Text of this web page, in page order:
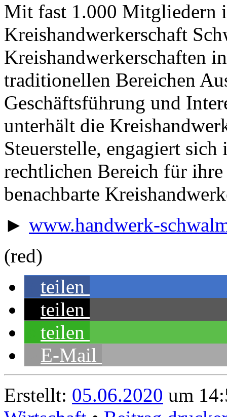
Mit fast 1.000 Mitgliedern
Kreishandwerkerschaft
Kreishandwerkerschaften
traditionellen Bereichen
Geschäftsführung und
unterhält die
Steuerstelle, engagiert
rechtlichen Bereich für
benachbarte
► www.handwerk-
(red)
teilen
teilen
teilen
E-Mail
Erstellt: 05.06.2020 um